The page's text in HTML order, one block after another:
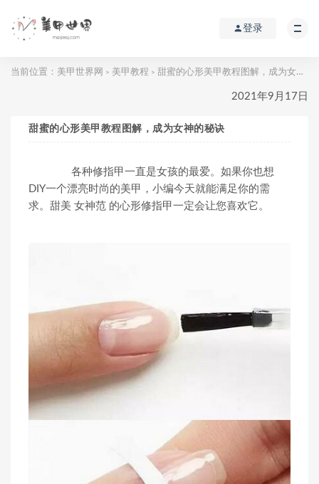
登录
当前位置： 美甲世界网 > 美甲教程 > 甜蜜的心形美甲教程图解，成为女神的秘诀
2021年9月17日
甜蜜的心形美甲教程图解，成为女神的秘诀
各种修指甲一直是女孩的最爱。如果你也想
DIY一个漂亮时尚的美甲，小编今天就能满足你的需
求。甜美 女神范 的心形修指甲一定会让您喜欢它。